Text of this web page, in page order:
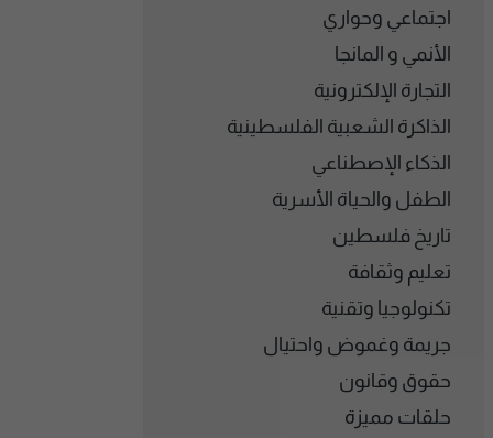
اجتماعي وحواري
الأنمي و المانجا
التجارة الإلكترونية
الذاكرة الشعبية الفلسطينية
الذكاء الإصطناعي
الطفل والحياة الأسرية
تاريخ فلسطين
تعليم وثقافة
تكنولوجيا وتقنية
جريمة وغموض واحتيال
حقوق وقانون
حلقات مميزة